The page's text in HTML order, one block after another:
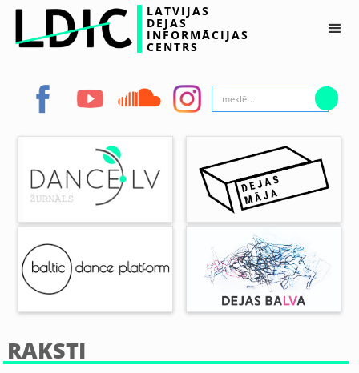
LATVIJAS
DEJAS
INFORMĀCIJAS
CENTRS
RAKSTI